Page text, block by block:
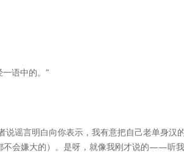
语中的。”
谣言明白向你表示，我有意把自己老单身
嫌大的）。是呀，就像我刚才说的——听我